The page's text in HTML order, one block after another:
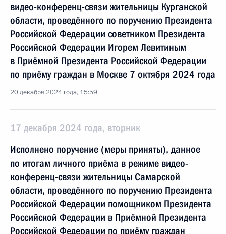
видео-конференц-связи жительницы Курганской
области, проведённого по поручению Президента
Российской Федерации советником Президента
Российской Федерации Игорем Левитиным
в Приёмной Президента Российской Федерации
по приёму граждан в Москве 7 октября 2024 года
20 декабря 2024 года, 15:59
17 декабря 2024 года, вторник
Исполнено поручение (меры приняты), данное
по итогам личного приёма в режиме видео-
конференц-связи жительницы Самарской
области, проведённого по поручению Президента
Российской Федерации помощником Президента
Российской Федерации в Приёмной Президента
Российской Федерации по приёму граждан